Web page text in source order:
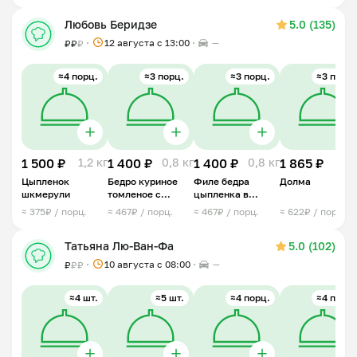
Любовь Беридзе 5.0 (135)
₽₽₽ 12 августа с 13:00 —
≈4 порц.
1 500 ₽ 1,2 кг
Цыпленок
шкмерули
≈ 375₽ / порц.
≈3 порц.
1 400 ₽ 0,8 кг
Бедро куриное
томленое с
травами
≈ 467₽ / порц.
≈3 порц.
1 400 ₽ 0,8 кг
Филе бедра
цыпленка в
сливочным соусе
с грибами
≈ 467₽ / порц.
≈3 порц.
1 865 ₽
Долма
≈ 622₽ / порц.
Татьяна Лю-Ван-Фа 5.0 (102)
₽₽₽ 10 августа с 08:00 —
≈4 шт. ≈5 шт. ≈4 порц. ≈4 порц.